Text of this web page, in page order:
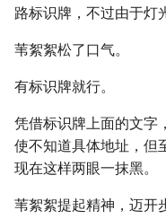
路标识牌，不过由于灯
苇絮絮松了口气。
有标识牌就行。
凭借标识牌上面的文字
使不知道具体地址，但
现在这样两眼一抹黑。
苇絮絮提起精神，迈开